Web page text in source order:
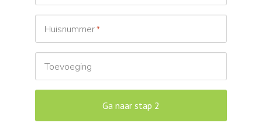
Huisnummer*
Toevoeging